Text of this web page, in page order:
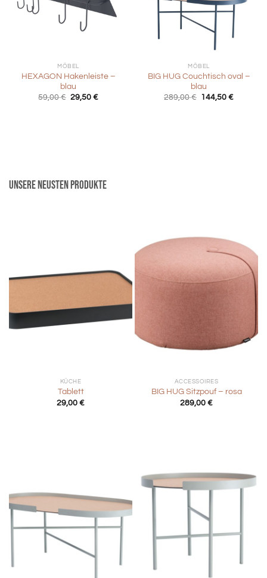
MÖBEL
HEXAGON Hakenleiste –
blau
59,00€ Ursprünglicher
29,50€Aktueller
MÖBEL
BIG HUG Couchtisch oval –
blau
289,00€ Ursprünglicher
144,50€Aktueller
Unsere neusten Produkte
KÜCHE
Tablett
29,00 €
ACCESSOIRES
BIG HUG Sitzpouf – rosa
289,00 €